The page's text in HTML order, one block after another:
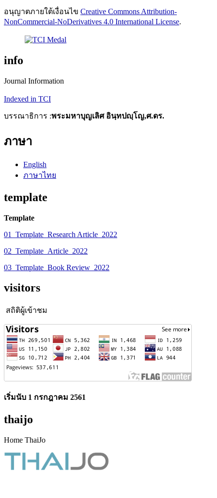
อนุญาตภายใต้เงื่อนไข Creative Commons Attribution-
NonCommercial-NoDerivatives 4.0 International License.
info
Journal Information
Indexed in TCI
บรรณาธิการ :พระมหาบุญเลิศ อินฺทปญฺโญ,ศ.ดร.
ภาษา
English
ภาษาไทย
template
Template
01_Template_Research Article_2022
02_Template_Article_2022
03_Template_Book Review_2022
visitors
สถิติผู้เข้าชม
เริ่มนับ 1 กรกฎาคม 2561
thaijo
Home ThaiJo